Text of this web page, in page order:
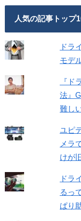
人気の記事トップ
ドラ
モデ
『ド
法』
難し
ユピ
メラ
けが
ドラ
るっ
ぱり